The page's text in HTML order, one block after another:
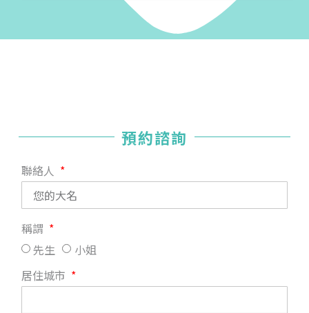
預約諮詢
聯絡人
稱謂
先生
小姐
居住城市